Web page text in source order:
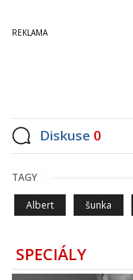
Diskuse 0
TAGY
Albert šunka
SPECIÁLY